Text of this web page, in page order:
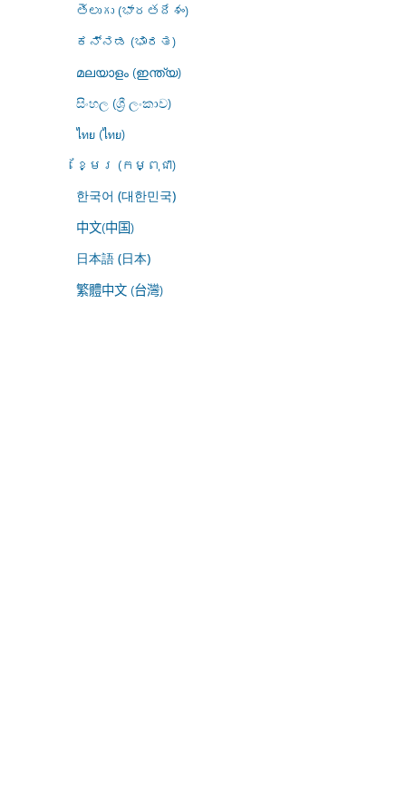
తెలుగు (భారతదేశం)
ಕನ್ನಡ (ಭಾರತ)
മലയാളം (ഇന്ത്യ)
සිංහල (ශ්‍රී ලංකාව)
ไทย (ไทย)
ខ្មែរ (កម្ពុជា)
한국어 (대한민국)
中文(中国)
日本語 (日本)
繁體中文 (台灣)